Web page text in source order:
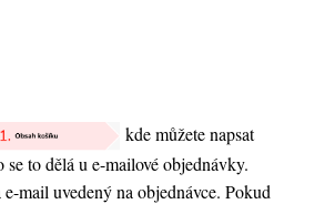
kde můžete napsat
to dělá u e-mailové objednávky.
mail uvedený na objednávce. Pokud